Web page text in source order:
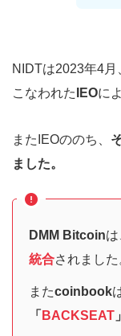
NIDTは2023年4月
こなわれた IEOに
またIEOののち、
ました。
DMM Bitcoin
統合されました
またcoinbook
「 BACKSEAT